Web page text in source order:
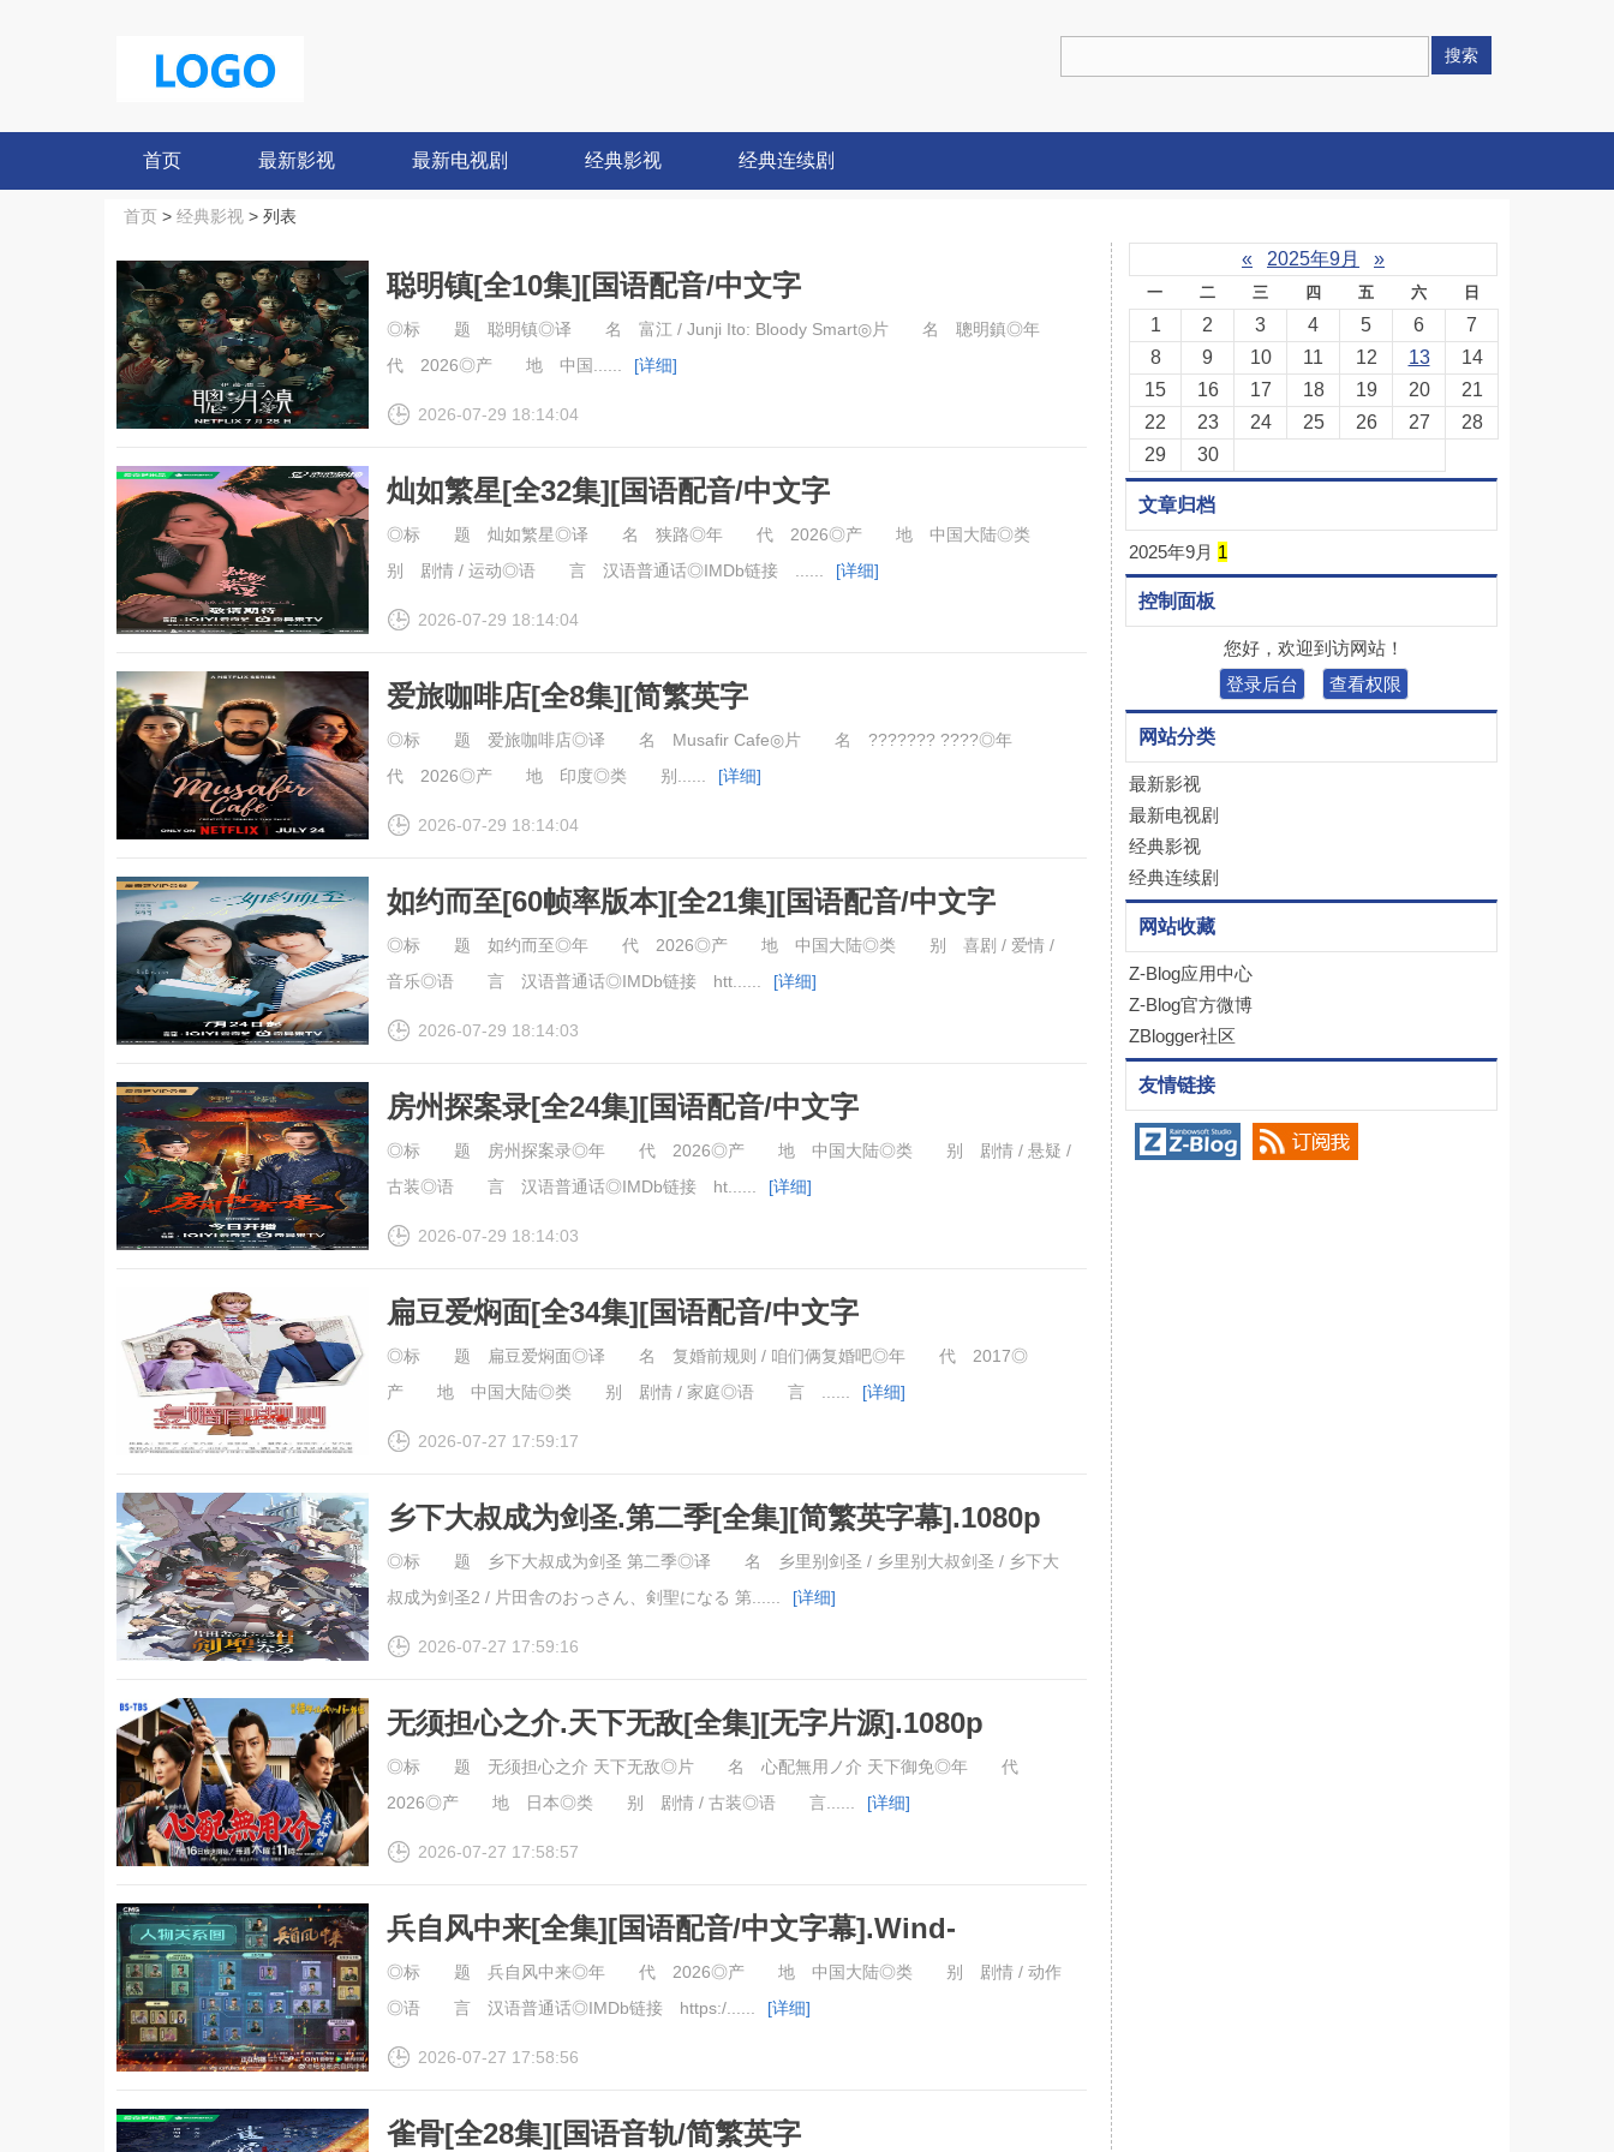
搜索
首页 最新影视 最新电视剧 经典影视 经典连续剧
首页 > 经典影视 > 列表
聪明镇[全10集][国语配音/中文字
幕].Bloody.Smart.S01.2160p
◎标 题 聪明镇◎译 名 富江 / Junji Ito: Bloody Smart◎片 名 聰明鎮◎年
代 2026◎产 地 中国......
[详细]
2026-07-29 18:14:04
灿如繁星[全32集][国语配音/中文字
幕].Road.to.Success.S01.1080p
◎标 题 灿如繁星◎译 名 狭路◎年 代 2026◎产 地 中国大陆◎类
别 剧情 / 运动◎语 言 汉语普通话◎IMDb链接 ......
[详细]
2026-07-29 18:14:04
爱旅咖啡店[全8集][简繁英字
幕].Musafir.Cafe.S01.2160p
◎标 题 爱旅咖啡店◎译 名 Musafir Cafe◎片 名 ??????? ????◎年
代 2026◎产 地 印度◎类 别......
[详细]
2026-07-29 18:14:04
如约而至[60帧率版本][全21集][国语配音/中文字
幕].As.Scheduled.S01.2026.2160p
◎标 题 如约而至◎年 代 2026◎产 地 中国大陆◎类 别 喜剧 / 爱情 /
音乐◎语 言 汉语普通话◎IMDb链接 htt......
[详细]
2026-07-29 18:14:03
房州探案录[全24集][国语配音/中文字
幕].Fangzhou.Whispers.of.the.Unsolved.S01.2026.1080p
◎标 题 房州探案录◎年 代 2026◎产 地 中国大陆◎类 别 剧情 / 悬疑 /
古装◎语 言 汉语普通话◎IMDb链接 ht......
[详细]
2026-07-29 18:14:03
扁豆爱焖面[全34集][国语配音/中文字
幕].Rebound.Love.S01.2026.2160p
◎标 题 扁豆爱焖面◎译 名 复婚前规则 / 咱们俩复婚吧◎年 代 2017◎
产 地 中国大陆◎类 别 剧情 / 家庭◎语 言 ......
[详细]
2026-07-27 17:59:17
乡下大叔成为剑圣.第二季[全集][简繁英字幕].1080p
◎标 题 乡下大叔成为剑圣 第二季◎译 名 乡里别剑圣 / 乡里别大叔剑圣 / 乡下大
叔成为剑圣2 / 片田舎のおっさん、剣聖になる 第......
[详细]
2026-07-27 17:59:16
无须担心之介.天下无敌[全集][无字片源].1080p
◎标 题 无须担心之介 天下无敌◎片 名 心配無用ノ介 天下御免◎年 代
2026◎产 地 日本◎类 别 剧情 / 古装◎语 言......
[详细]
2026-07-27 17:58:57
兵自风中来[全集][国语配音/中文字幕].Wind-
Born.Warriors.S01.2026.2160p
◎标 题 兵自风中来◎年 代 2026◎产 地 中国大陆◎类 别 剧情 / 动作
◎语 言 汉语普通话◎IMDb链接 https:/......
[详细]
2026-07-27 17:58:56
雀骨[全28集][国语音轨/简繁英字
« 2025年9月 »
一 二 三 四 五 六 日
1 2 3 4 5 6
7
8
9 10 11 12 13
14
15
16 17 18 19 20
21
22
23 24 25 26 27
28
29
30
文章归档
2025年9月 1
控制面板
您好，欢迎到访网站！
登录后台
查看权限
网站分类
最新影视
最新电视剧
经典影视
经典连续剧
网站收藏
Z-Blog应用中心
Z-Blog官方微博
ZBlogger社区
友情链接